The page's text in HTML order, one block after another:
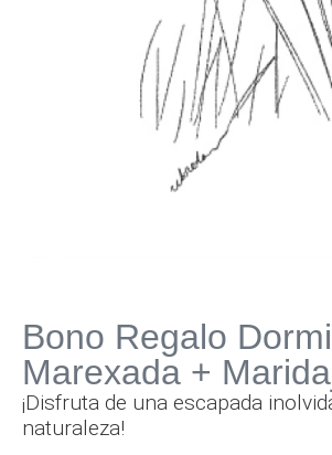
Bono Regalo
Marexada +
¡Disfruta de una escapada
naturaleza!